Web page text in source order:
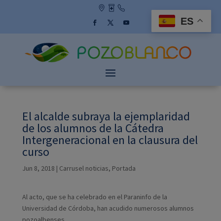
El alcalde subraya la ejemplaridad
de los alumnos de la Cátedra
Intergeneracional en la clausura del
curso
Jun 8, 2018 | Carrusel noticias, Portada
Al acto, que se ha celebrado en el Paraninfo de la
Universidad de Córdoba, han acudido numerosos alumnos
ES